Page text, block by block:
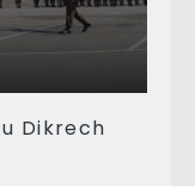
Dikrech